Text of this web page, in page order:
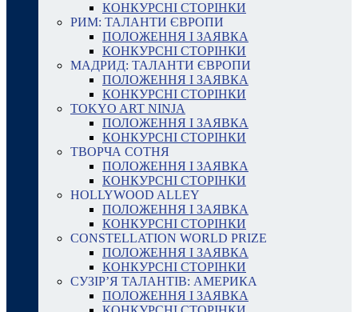
КОНКУРСНІ СТОРІНКИ
РИМ: ТАЛАНТИ ЄВРОПИ
ПОЛОЖЕННЯ І ЗАЯВКА
КОНКУРСНІ СТОРІНКИ
МАДРИД: ТАЛАНТИ ЄВРОПИ
ПОЛОЖЕННЯ І ЗАЯВКА
КОНКУРСНІ СТОРІНКИ
TOKYO ART NINJA
ПОЛОЖЕННЯ І ЗАЯВКА
КОНКУРСНІ СТОРІНКИ
ТВОРЧА СОТНЯ
ПОЛОЖЕННЯ І ЗАЯВКА
КОНКУРСНІ СТОРІНКИ
HOLLYWOOD ALLEY
ПОЛОЖЕННЯ І ЗАЯВКА
КОНКУРСНІ СТОРІНКИ
CONSTELLATION WORLD PRIZE
ПОЛОЖЕННЯ І ЗАЯВКА
КОНКУРСНІ СТОРІНКИ
СУЗІР’Я ТАЛАНТІВ: АМЕРИКА
ПОЛОЖЕННЯ І ЗАЯВКА